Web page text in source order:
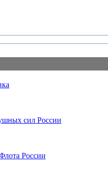
сил России
России